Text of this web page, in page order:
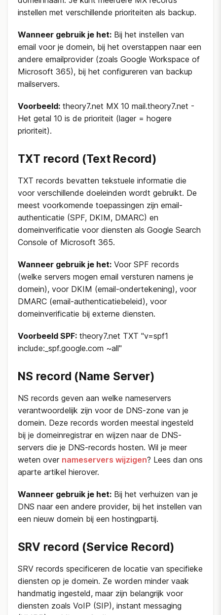
instellen met verschillende prioriteiten als backup.
Wanneer gebruik je het: Bij het instellen van
email voor je domein, bij het overstappen naar een
andere emailprovider (zoals Google Workspace of
Microsoft 365), bij het configureren van backup
mailservers.
Voorbeeld: theory7.net MX 10 mail.theory7.net -
Het getal 10 is de prioriteit (lager = hogere
prioriteit).
TXT record (Text Record)
TXT records bevatten tekstuele informatie die
voor verschillende doeleinden wordt gebruikt. De
meest voorkomende toepassingen zijn email-
authenticatie (SPF, DKIM, DMARC) en
domeinverificatie voor diensten als Google Search
Console of Microsoft 365.
Wanneer gebruik je het: Voor SPF records
(welke servers mogen email versturen namens je
domein), voor DKIM (email-ondertekening), voor
DMARC (email-authenticatiebeleid), voor
domeinverificatie bij externe diensten.
Voorbeeld SPF: theory7.net TXT "v=spf1
include:_spf.google.com ~all"
NS record (Name Server)
NS records geven aan welke nameservers
verantwoordelijk zijn voor de DNS-zone van je
domein. Deze records worden meestal ingesteld
bij je domeinregistrar en wijzen naar de DNS-
servers die je DNS-records hosten. Wil je meer
weten over nameservers wijzigen? Lees dan ons
aparte artikel hierover.
Wanneer gebruik je het: Bij het verhuizen van je
DNS naar een andere provider, bij het instellen van
een nieuw domein bij een hostingpartij.
SRV record (Service Record)
SRV records specificeren de locatie van specifieke
diensten op je domein. Ze worden minder vaak
handmatig ingesteld, maar zijn belangrijk voor
diensten zoals VoIP (SIP), instant messaging